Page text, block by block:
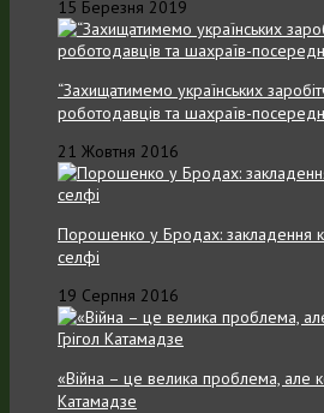
15 Березня 2019
“Захищатимемо українських
роботодавців та шахраїв-
21 Жовтня 2016
Порошенко у Бродах: закладення
селфі
19 Серпня 2016
«Війна – це велика проблема, але
Катамадзе